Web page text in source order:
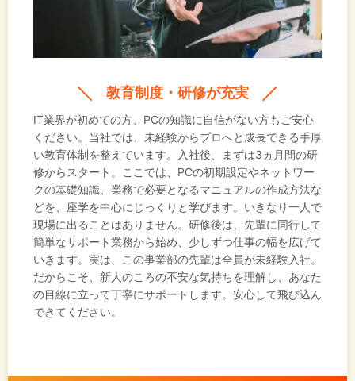
教育制度・研修が充実
IT業界が初めての方、PCの知識に自信がない方もご安心
ください。当社では、未経験からプロへと成長できる手厚
い教育体制を整えています。入社後、まずは3ヵ月間の研
修からスタート。ここでは、PCの初期設定やネットワー
クの基礎知識、業務で必要となるマニュアルの作成方法な
どを、座学を中心にじっくりと学びます。いきなり一人で
現場に出ることはありません。研修後は、先輩に同行して
簡単なサポート業務から始め、少しずつ仕事の幅を広げて
いきます。実は、この事業部の先輩は全員が未経験入社。
だからこそ、新人のころの不安な気持ちを理解し、あなた
の目線に立って丁寧にサポートします。安心して飛び込ん
できてください。